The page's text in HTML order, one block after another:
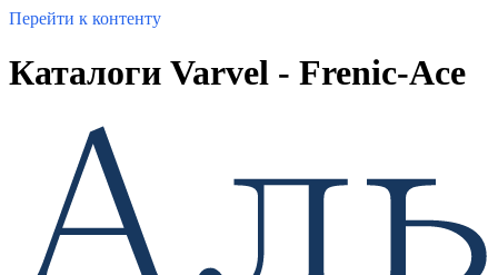
Перейти к контенту
Каталоги Varvel - Frenic-Ace